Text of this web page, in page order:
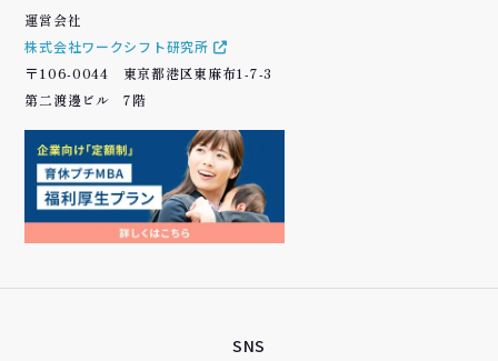
運営会社
株式会社ワークシフト研究所
〒106-0044 東京都港区東麻布1-7-3
第二渡邊ビル 7階
SNS